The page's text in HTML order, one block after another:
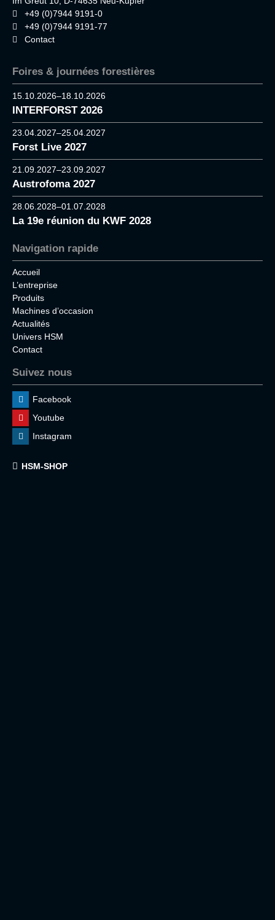
+49 (0)7944 9191-0
+49 (0)7944 9191-77
Contact
Foires & journées forestières
15.10.2026–18.10.2026
INTERFORST 2026
23.04.2027–25.04.2027
Forst Live 2027
21.09.2027–23.09.2027
Austrofoma 2027
28.06.2028–01.07.2028
La 19e réunion du KWF 2028
Navigation rapide
Accueil
L’entreprise
Produits
Machines d’occasion
Actualités
Univers HSM
Contact
Suivez nous
Facebook
Youtube
Instagram
HSM-SHOP